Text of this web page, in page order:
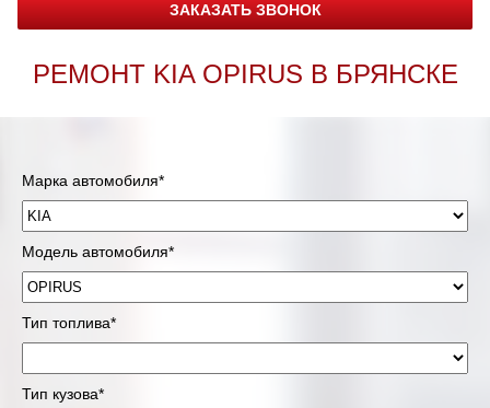
ЗАКАЗАТЬ ЗВОНОК
РЕМОНТ KIA OPIRUS В БРЯНСКЕ
Марка автомобиля*
Модель автомобиля*
Тип топлива*
Тип кузова*